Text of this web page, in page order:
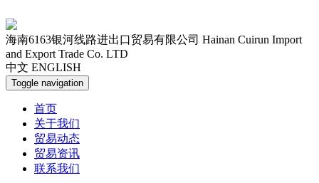
海南6163银河线路进出口贸易有限公司 Hainan Cuirun Import
and Export Trade Co. LTD
中文 ENGLISH
Toggle navigation
首页
关于我们
贸易动态
贸易资讯
联系我们